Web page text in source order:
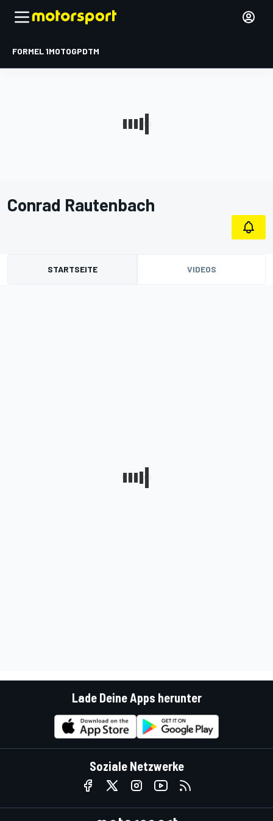
FORMEL 1MOTOGPDTM
Conrad Rautenbach
STARTSEITE VIDEOS
Lade Deine Apps herunter
Soziale Netzwerke